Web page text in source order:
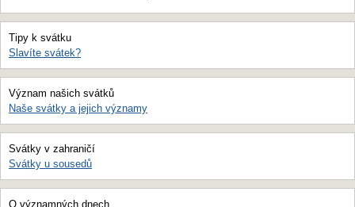
Tipy k svátku
Slavíte svátek?
Význam našich svátků
Naše svátky a jejich významy
Svátky v zahraničí
Svátky u sousedů
O významných dnech